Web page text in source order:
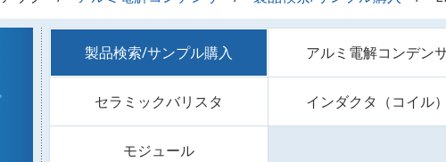
製品検索/サンプル購入 アルミ電解コンデン
セラミックバリスタ インダクタ（コイル）
モジュール